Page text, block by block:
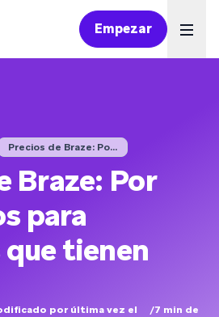
Empezar
Precios de Braze: Po...
Braze: Por
para
tienen
por última vez el
/7 min de